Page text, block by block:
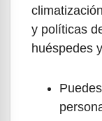
y políticas
huéspedes